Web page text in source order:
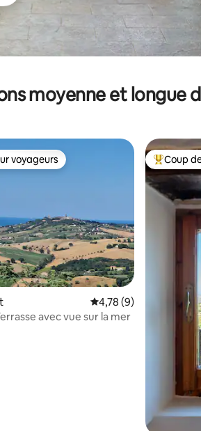
moyenne et longue
de 43 commentaires : 4,88 sur 5
voyageurs
voyageurs
Évaluation moyenne
4,78 (9)
avec vue sur la mer
Coups
Coup